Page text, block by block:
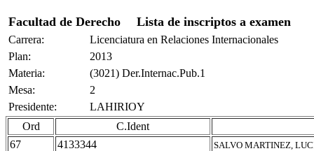
Facultad de Derecho Lista de inscriptos a examen
Carrera:
Licenciatura en Relaciones Internacionales
Plan:
2013
Materia:
(3021) Der.Internac.Pub.1
Mesa:
2
Presidente:
LAHIRIOY
Ord
C.Ident
67
4133344 SALVO MARTINEZ,